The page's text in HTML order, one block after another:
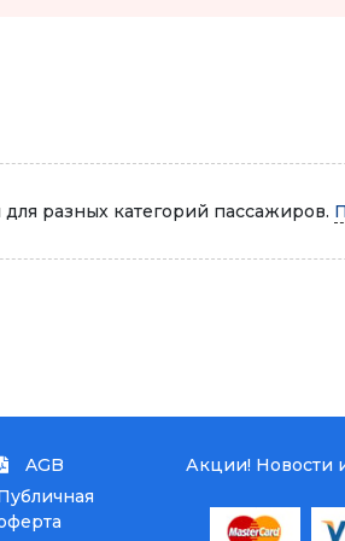
разных категорий пассажиров.
AGB
Акции! Новости